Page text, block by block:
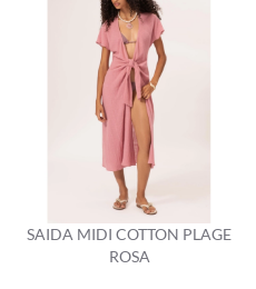
SAIDA MIDI COTTON PLAGE
ROSA